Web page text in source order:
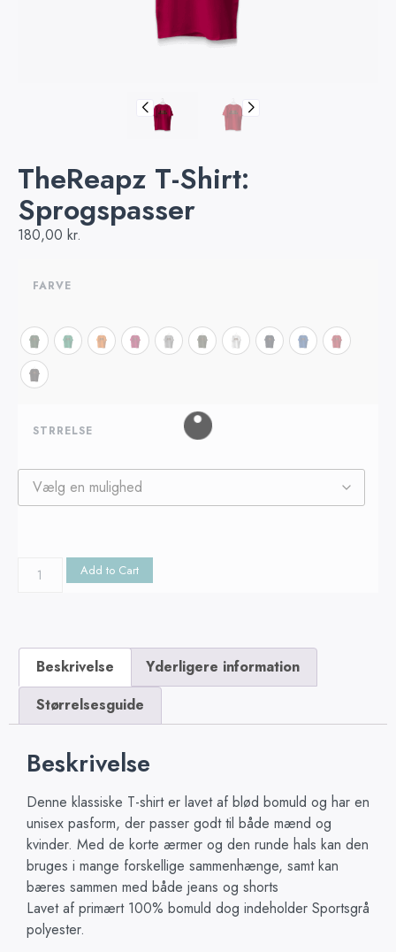
TheReapz T-Shirt:
Sprogspasser
180,00 kr.
FARVE
STRRELSE
Add to Cart
Beskrivelse
Yderligere information
Størrelsesguide
Beskrivelse
Denne klassiske T-shirt er lavet af blød bomuld og har en
unisex pasform, der passer godt til både mænd og
kvinder. Med de korte ærmer og den runde hals kan den
bruges i mange forskellige sammenhænge, samt kan
bæres sammen med både jeans og shorts
Lavet af primært 100% bomuld dog indeholder Sportsgrå
polyester.